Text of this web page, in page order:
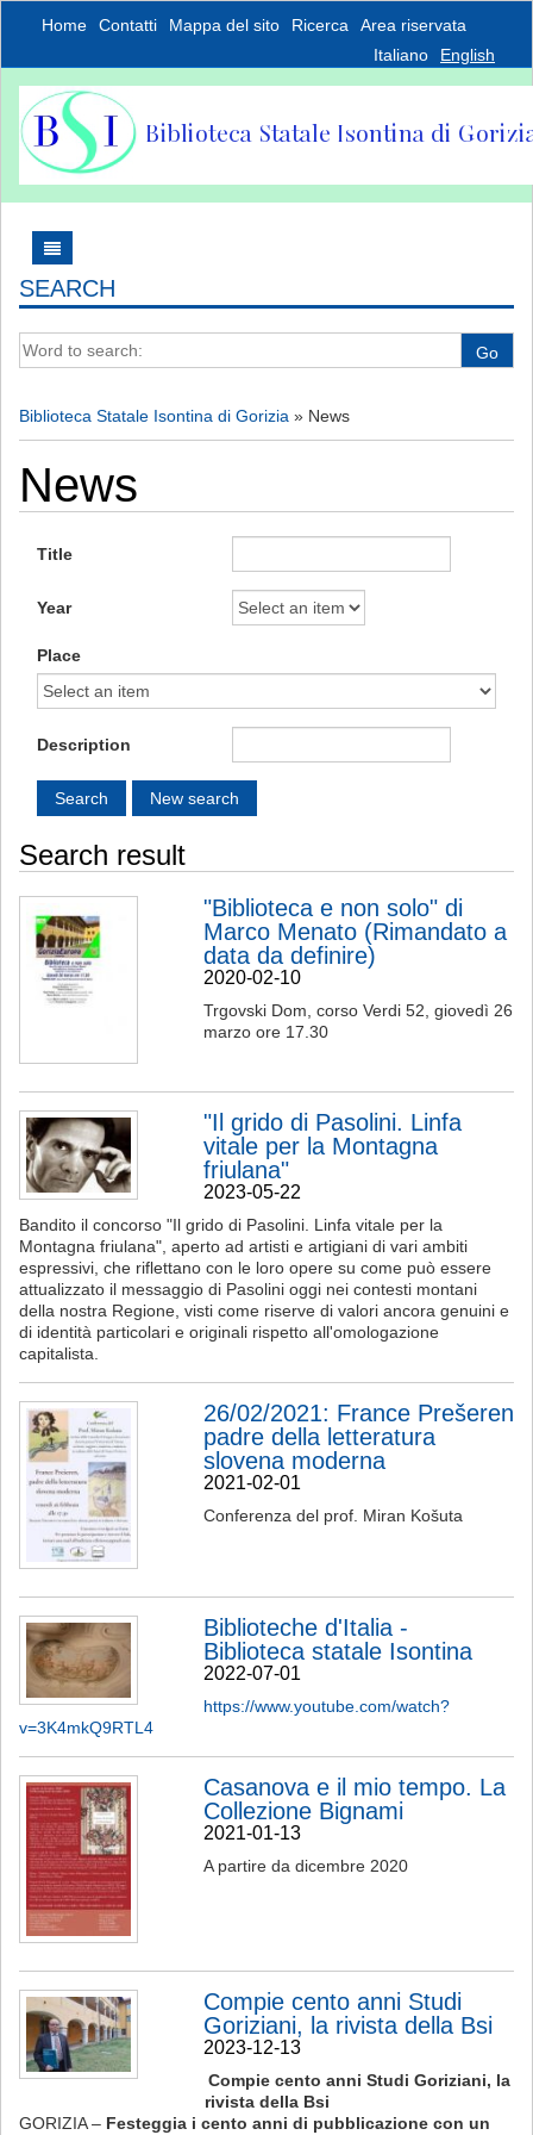
Home Contatti Mappa del sito Ricerca
Area riservata
Italiano
English
SEARCH
Word to search: Go
Biblioteca Statale Isontina di Gorizia » News
News
Title
Year
Place
Description
Search result
"Biblioteca e non solo" di
Marco Menato (Rimandato a
data da definire)
2020-02-10
Trgovski Dom, corso Verdi 52, giovedì 26
marzo ore 17.30
"Il grido di Pasolini. Linfa
vitale per la Montagna
friulana"
2023-05-22
Bandito il concorso "Il grido di Pasolini. Linfa vitale per la
Montagna friulana", aperto ad artisti e artigiani di vari ambiti
espressivi, che riflettano con le loro opere su come può essere
attualizzato il messaggio di Pasolini oggi nei contesti montani
della nostra Regione, visti come riserve di valori ancora genuini e
di identità particolari e originali rispetto all'omologazione
capitalista.
26/02/2021: France Prešeren
padre della letteratura
slovena moderna
2021-02-01
Conferenza del prof. Miran Košuta
Biblioteche d'Italia -
Biblioteca statale Isontina
2022-07-01
https://www.youtube.com/watch?
v=3K4mkQ9RTL4
Casanova e il mio tempo. La
Collezione Bignami
2021-01-13
A partire da dicembre 2020
Compie cento anni Studi
Goriziani, la rivista della Bsi
2023-12-13
Compie cento anni Studi Goriziani, la
rivista della Bsi
GORIZIA – Festeggia i cento anni di pubblicazione con un